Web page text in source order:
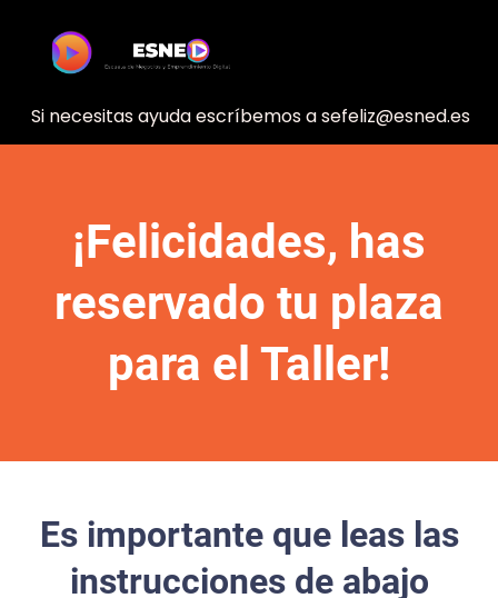
Si necesitas ayuda escríbemos a sefeliz@esned.es
¡Felicidades, has
reservado tu plaza
para el Taller!
Es importante que leas las
instrucciones de abajo